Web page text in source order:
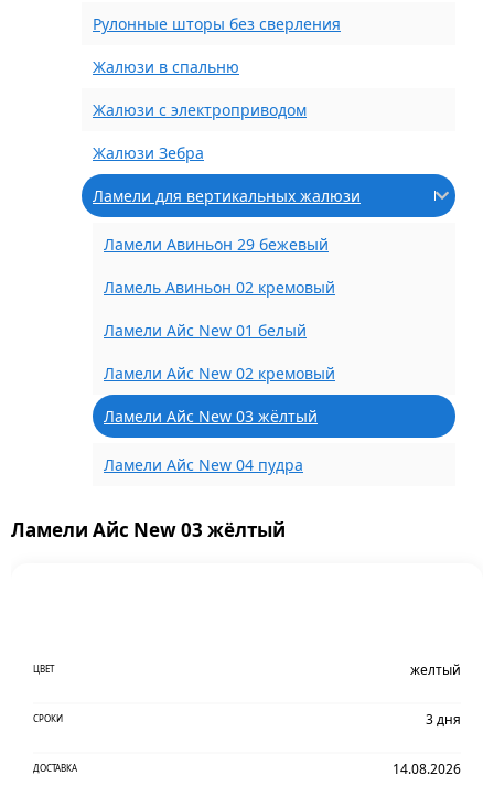
Рулонные шторы без сверления
Жалюзи в спальню
Жалюзи с электроприводом
Жалюзи Зебра
Ламели для вертикальных жалюзи
Ламели Авиньон 29 бежевый
Ламель Авиньон 02 кремовый
Ламели Айс New 01 белый
Ламели Айс New 02 кремовый
Ламели Айс New 03 жёлтый
Ламели Айс New 04 пудра
Ламели Айс New 03 жёлтый
ЦВЕТ желтый
СРОКИ 3 дня
ДОСТАВКА 14.08.2026